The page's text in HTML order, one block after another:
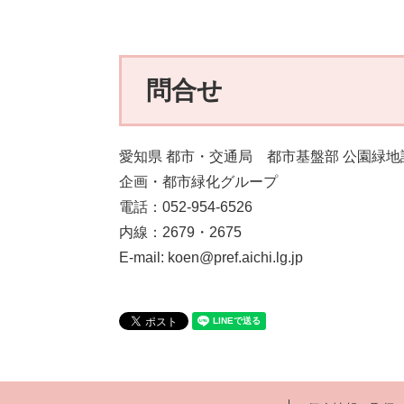
問合せ
愛知県 都市・交通局 都市基盤部 公園緑地
企画・都市緑化グループ
電話：052-954-6526
内線：2679・2675
E-mail: koen@pref.aichi.lg.jp